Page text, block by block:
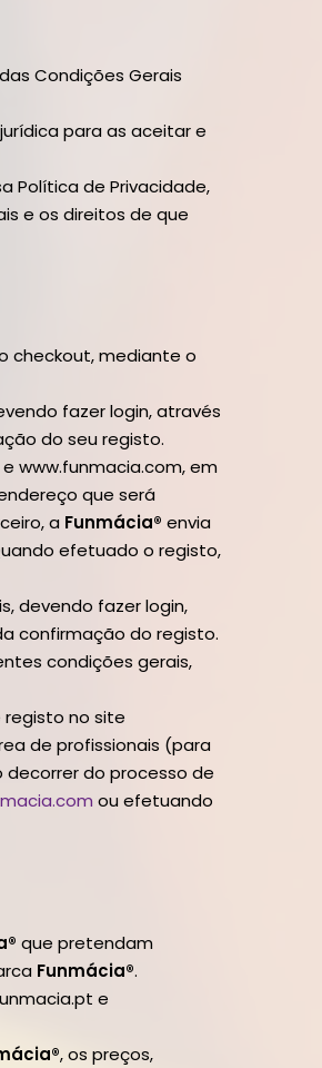
Condições Gerais
para as aceitar e
Política de Privacidade,
e os direitos de que
checkout, mediante o
fazer login, através
do seu registo.
www.funmacia.com, em
que será
a Funmácia® envia
efetuado o registo,
devendo fazer login,
confirmação do registo.
condições gerais,
registo no site
de profissionais (para
decorrer do processo de
ou efetuando
que pretendam
Funmácia®.
e
, os preços,